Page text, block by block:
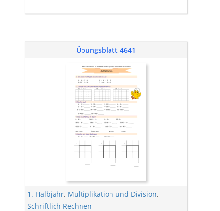
Übungsblatt 4641
1. Halbjahr, Multiplikation und Division,
Schriftlich Rechnen